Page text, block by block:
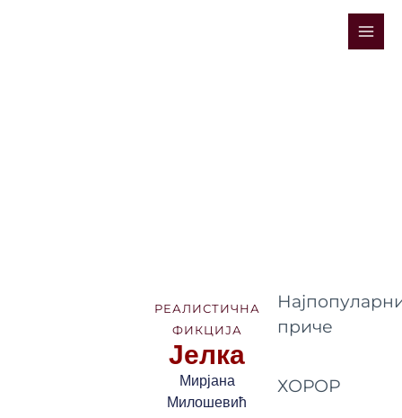
Main
РЕАЛИСТИЧНА
ФИКЦИЈА
Јелка
Мирјана
Милошевић
приче
ХОРОР